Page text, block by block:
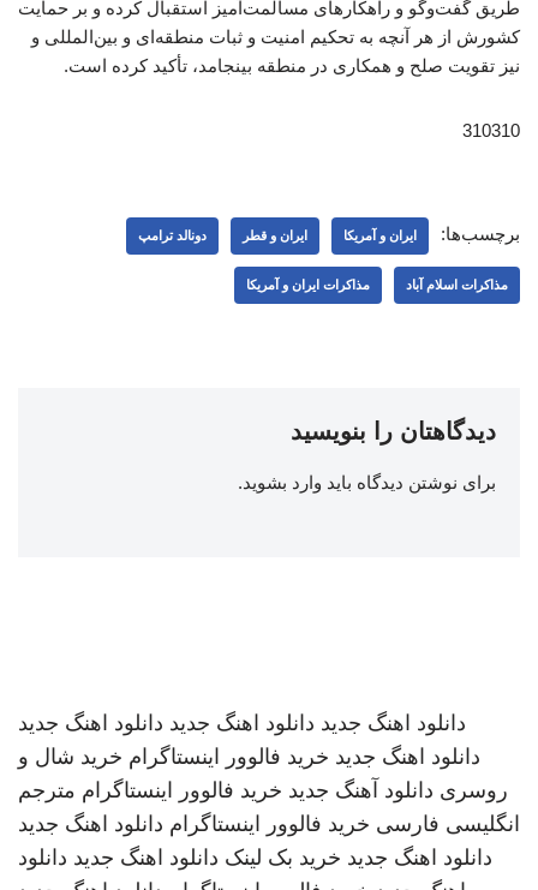
طریق گفت‌وگو و راهکارهای مسالمت‌آمیز استقبال کرده و بر حمایت
کشورش از هر آنچه به تحکیم امنیت و ثبات منطقه‌ای و بین‌المللی و
نیز تقویت صلح و همکاری در منطقه بینجامد، تأکید کرده است.
310310
برچسب‌ها: ایران و آمریکا ایران و قطر دونالد ترامپ
مذاکرات اسلام آباد مذاکرات ایران و آمریکا
دیدگاهتان را بنویسید
برای نوشتن دیدگاه باید وارد بشوید.
دانلود اهنگ جدید دانلود اهنگ جدید دانلود اهنگ جدید
دانلود اهنگ جدید خرید فالوور اینستاگرام خرید شال و
روسری دانلود آهنگ جدید خرید فالوور اینستاگرام مترجم
انگلیسی فارسی خرید فالوور اینستاگرام دانلود اهنگ جدید
دانلود اهنگ جدید خرید بک لینک دانلود اهنگ جدید دانلود